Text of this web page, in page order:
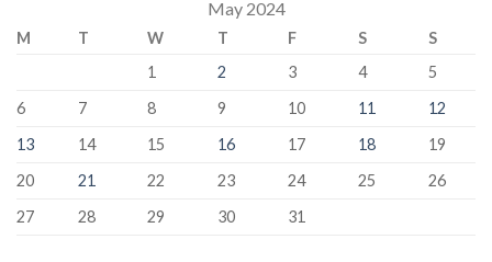
May 2024
M T W T F S
S
1
2 3 4
5
6
7 8 9 10 11
12
13
14 15 16 17 18
19
20
21 22 23 24 25
26
27
28 29 30 31